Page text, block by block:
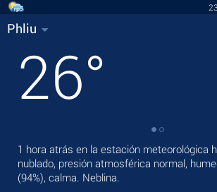
Phliu
26°
1 hora atrás en la estación meteorológica
nublado, presión atmosférica normal,
(94%), calma. Neblina.